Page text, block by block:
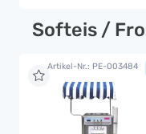
Softeis /
Artikel-Nr.: PE-003484